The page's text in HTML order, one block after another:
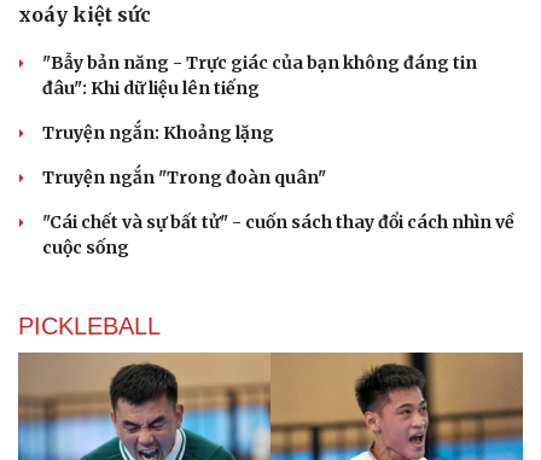
xoáy kiệt sức
"Bẫy bản năng - Trực giác của bạn không đáng tin
đâu": Khi dữ liệu lên tiếng
Truyện ngắn: Khoảng lặng
Truyện ngắn "Trong đoàn quân"
"Cái chết và sự bất tử" - cuốn sách thay đổi cách nhìn về
cuộc sống
PICKLEBALL